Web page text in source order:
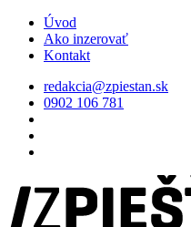
Úvod
Ako inzerovať
Kontakt
redakcia@zpiestan.sk
0902 106 781